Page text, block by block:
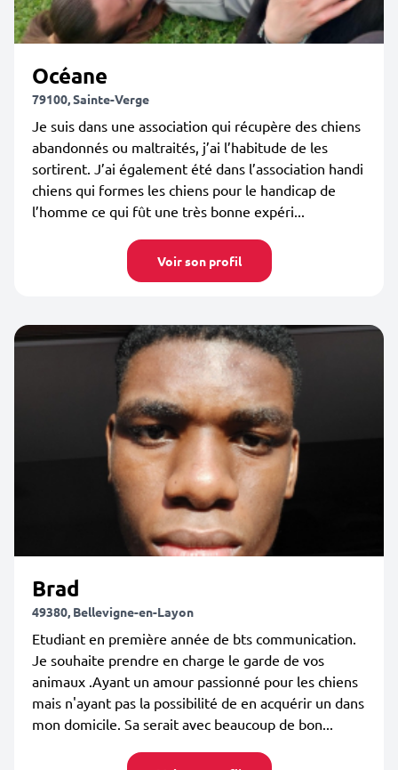
Océane
79100, Sainte-Verge
Je suis dans une association qui récupère des chiens
abandonnés ou maltraités, j’ai l’habitude de les
sortirent. J’ai également été dans l’association handi
chiens qui formes les chiens pour le handicap de
l’homme ce qui fût une très bonne expéri...
Voir son profil
Brad
49380, Bellevigne-en-Layon
Etudiant en première année de bts communication.
Je souhaite prendre en charge le garde de vos
animaux .Ayant un amour passionné pour les chiens
mais n'ayant pas la possibilité de en acquérir un dans
mon domicile. Sa serait avec beaucoup de bon...